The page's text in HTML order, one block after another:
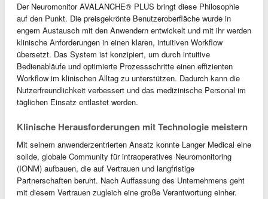
Der Neuromonitor AVALANCHE® PLUS bringt diese Philosophie
auf den Punkt. Die preisgekrönte Benutzeroberfläche wurde in
engem Austausch mit den Anwendern entwickelt und mit ihr werden
klinische Anforderungen in einen klaren, intuitiven Workflow
übersetzt. Das System ist konzipiert, um durch intuitive
Bedienabläufe und optimierte Prozessschritte einen effizienten
Workflow im klinischen Alltag zu unterstützen. Dadurch kann die
Nutzerfreundlichkeit verbessert und das medizinische Personal im
täglichen Einsatz entlastet werden.
Klinische Herausforderungen mit Technologie meistern
Mit seinem anwenderzentrierten Ansatz konnte Langer Medical eine
solide, globale Community für intraoperatives Neuromonitoring
(IONM) aufbauen, die auf Vertrauen und langfristige
Partnerschaften beruht. Nach Auffassung des Unternehmens geht
mit diesem Vertrauen zugleich eine große Verantwortung einher.